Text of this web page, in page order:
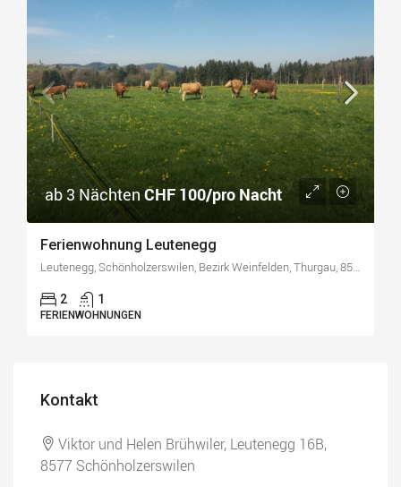
ab 3 NächtenCHF 100/pro Nacht
Ferienwohnung Leutenegg
Leutenegg, Schönholzerswilen, Bezirk Weinfelden, Thurgau, 8577, Schweiz
2 1
FERIENWOHNUNGEN
Kontakt
Viktor und Helen Brühwiler, Leutenegg 16B,
8577 Schönholzerswilen